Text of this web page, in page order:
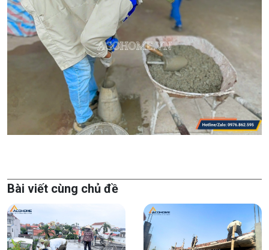
Bài viết cùng chủ đề